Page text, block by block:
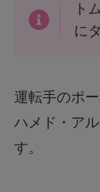
ト
に
運転手のポ
ハメド・ア
す。